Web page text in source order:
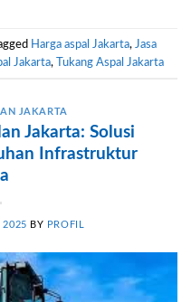
Harga aspal Jakarta, Jasa
Jakarta, Tukang Aspal Jakarta
JAKARTA
Jakarta: Solusi
Infrastruktur
2025 BY PROFIL